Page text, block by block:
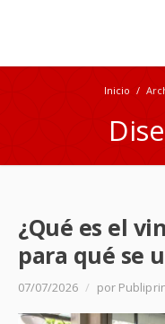
Inicio /
¿Qué es el
para qué se
07/07/2026 / por